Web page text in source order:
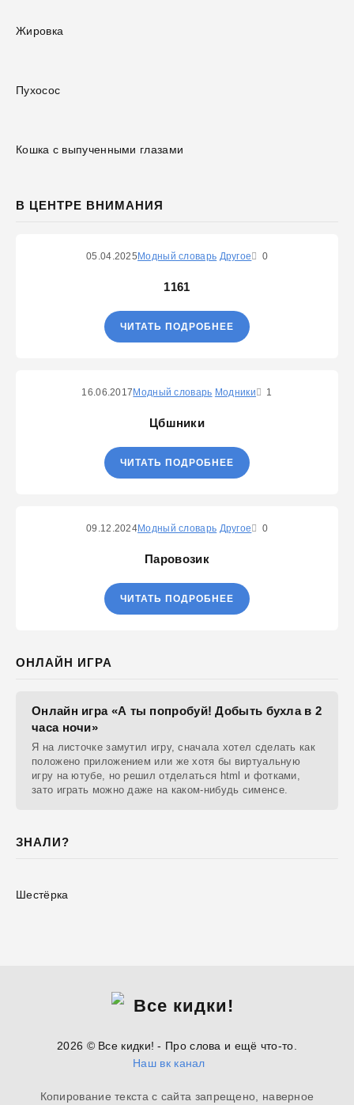
Жировка
Пухосос
Кошка с выпученными глазами
В ЦЕНТРЕ ВНИМАНИЯ
05.04.2025 Модный словарь Другое 0
1161
ЧИТАТЬ ПОДРОБНЕЕ
16.06.2017 Модный словарь Модники 1
Цбшники
ЧИТАТЬ ПОДРОБНЕЕ
09.12.2024Модный словарь Другое 0
Паровозик
ЧИТАТЬ ПОДРОБНЕЕ
ОНЛАЙН ИГРА
Онлайн игра «А ты попробуй! Добыть бухла в 2
часа ночи»
Я на листочке замутил игру, сначала хотел сделать как
положено приложением или же хотя бы виртуальную
игру на ютубе, но решил отделаться html и фотками,
зато играть можно даже на каком-нибудь сименсе.
ЗНАЛИ?
Шестёрка
2026 © Все кидки! - Про слова и ещё что-то.
Наш вк канал
Копирование текста с сайта запрещено, наверное